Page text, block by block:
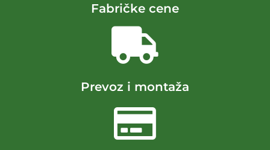
Fabričke cene
Prevoz i montaža